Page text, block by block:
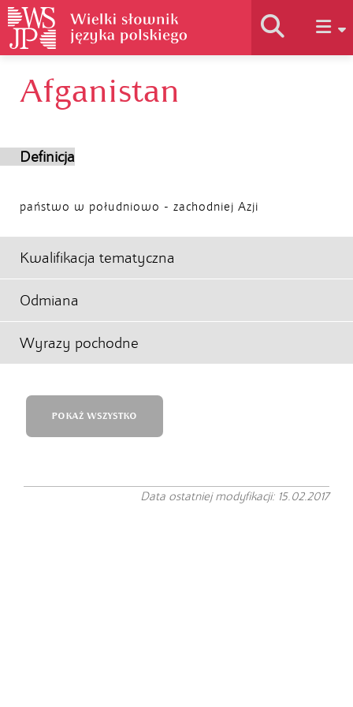
Historia słownika
Afganistan
Definicja
państwo w południowo - zachodniej Azji
Kwalifikacja tematyczna
Odmiana
Wyrazy pochodne
POKAŻ WSZYSTKO
Data ostatniej modyfikacji: 15.02.2017